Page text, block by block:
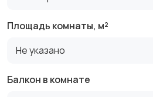
Площадь комнаты, м²
Не указано
Балкон в комнате